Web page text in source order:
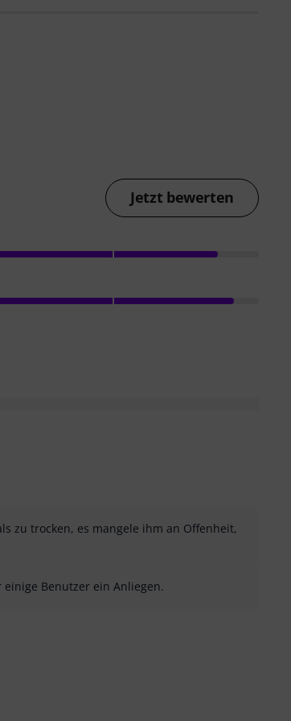
Jetzt bewerten
zu trocken, es mangele ihm an Offenheit,
Benutzer ein Anliegen.